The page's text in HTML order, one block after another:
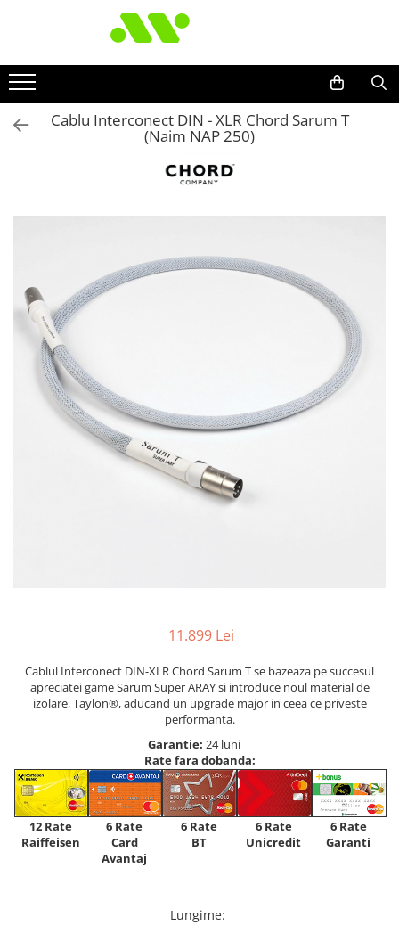
Cablu Interconect DIN - XLR Chord Sarum T
(Naim NAP 250)
11.899 Lei
Cablul Interconect DIN-XLR Chord Sarum T se bazeaza pe succesul
apreciatei game Sarum Super ARAY si introduce noul material de
izolare, Taylon®, aducand un upgrade major in ceea ce priveste
performanta.
Garantie: 24 luni
Rate fara dobanda:
12 Rate
Raiffeisen
6 Rate
Card
Avantaj
6 Rate
BT
6 Rate
Unicredit
6 Rate
Garanti
Lungime: